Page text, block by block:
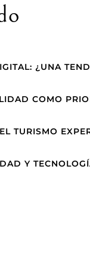
¿UNA
COMO
TURISMO
Y